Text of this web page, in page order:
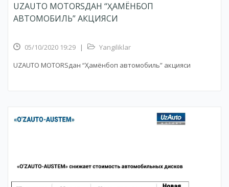
UZAUTO MOTORSДАН “ҲАМЁНБОП
АВТОМОБИЛЬ” АКЦИЯСИ
05/10/2020 19:29 |
Yangiliklar
UZAUTO MOTORSдан “Ҳамёнбоп автомобиль” акцияси